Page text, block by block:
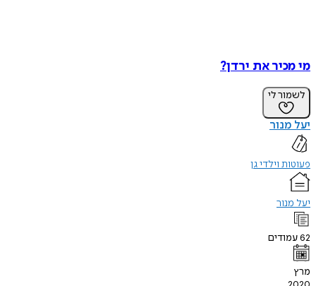
מי מכיר את ירדן?
לשמור לי
יעל מנור
פעוטות וילדי גן
יעל מנור
62עמודים
מרץ